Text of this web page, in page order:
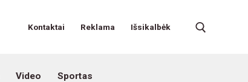
Kontaktai Reklama Išsikalbėk
Video Sportas